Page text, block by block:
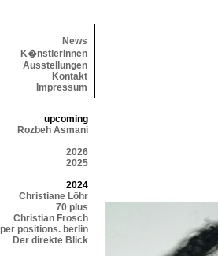
News
K�nstlerInnen
Ausstellungen
Kontakt
Impressum
upcoming
Rozbeh Asmani
2026
2025
2024
Christiane Löhr
70 plus
Christian Frosch
positions. berlin
Der direkte Blick